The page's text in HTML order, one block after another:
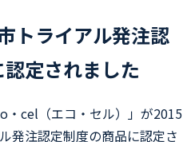
トライアル発注認
定されました
・cel（エコ・セル）」が2015
発注認定制度の商品に認定さ